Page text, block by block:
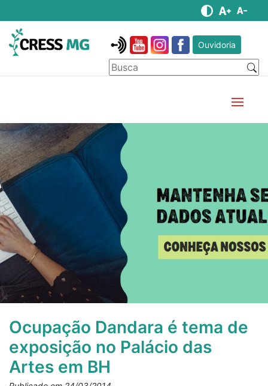
Ouvidoria
Ocupação Dandara é tema de
exposição no Palácio das
Artes em BH